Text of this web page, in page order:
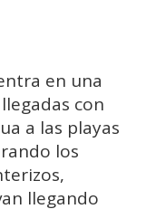
en una
con
a las playas
los
llegando